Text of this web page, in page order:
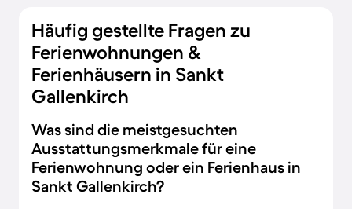
Häufig gestellte Fragen zu
Ferienwohnungen &
Ferienhäusern in Sankt
Gallenkirch
Was sind die meistgesuchten
Ausstattungsmerkmale für eine
Ferienwohnung oder ein Ferienhaus in
Sankt Gallenkirch?